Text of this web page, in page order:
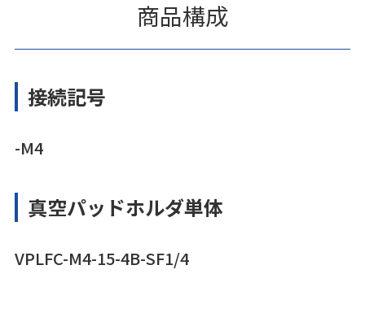
商品構成
接続記号
-M4
真空パッドホルダ単体
VPLFC-M4-15-4B-SF1/4